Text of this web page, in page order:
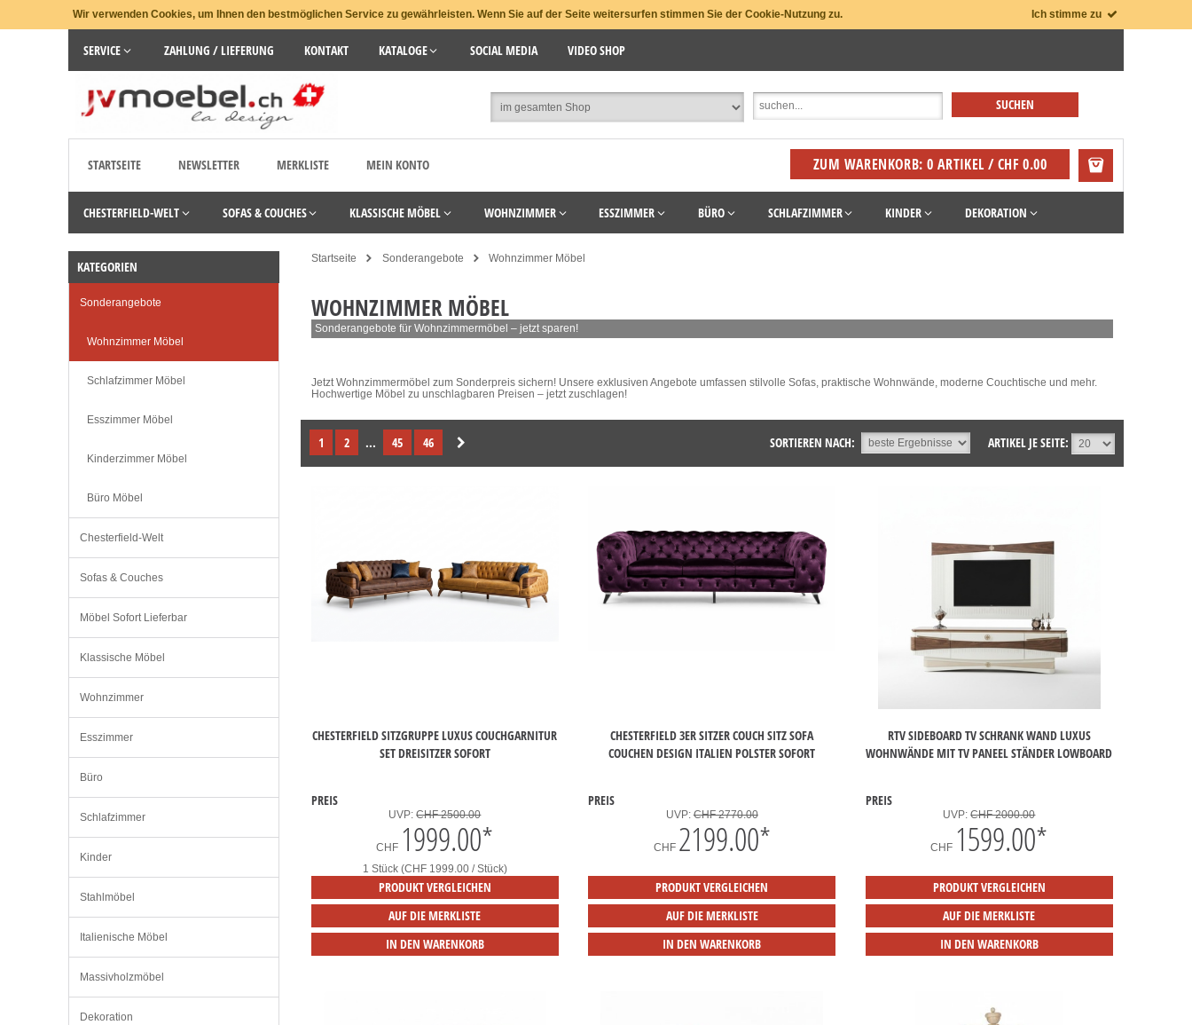
Wir verwenden Cookies, um Ihnen den bestmöglichen Service zu gewährleisten. Wenn Sie auf der Seite weitersurfen stimmen Sie der Cookie-Nutzung zu. Ich stimme zu
SERVICE ZAHLUNG / LIEFERUNG KONTAKT KATALOGE SOCIAL MEDIA VIDEO SHOP
STARTSEITE NEWSLETTER MERKLISTE MEIN KONTO ZUM WARENKORB: 0 ARTIKEL / CHF 0.00
CHESTERFIELD-WELT SOFAS & COUCHES KLASSISCHE MÖBEL WOHNZIMMER ESSZIMMER BÜRO SCHLAFZIMMER KINDER DEKORATION
Startseite Sonderangebote Wohnzimmer Möbel
WOHNZIMMER MÖBEL
Sonderangebote für Wohnzimmermöbel – jetzt sparen!
Jetzt Wohnzimmermöbel zum Sonderpreis sichern! Unsere exklusiven Angebote umfassen stilvolle Sofas, praktische Wohnwände, moderne Couchtische und mehr.
Hochwertige Möbel zu unschlagbaren Preisen – jetzt zuschlagen!
1 2 ... 45 46 ARTIKEL JE SEITE:
SORTIEREN NACH:
CHESTERFIELD SITZGRUPPE LUXUS COUCHGARNITUR
SET DREISITZER SOFORT
PREIS
UVP:CHF 2500.00
CHF 1999.00*
1 Stück (CHF 1999.00 / Stück)
PRODUKT VERGLEICHEN
AUF DIE MERKLISTE
IN DEN WARENKORB
CHESTERFIELD 3ER SITZER COUCH SITZ SOFA
COUCHEN DESIGN ITALIEN POLSTER SOFORT
PREIS
UVP:CHF 2770.00
CHF 2199.00*
PRODUKT VERGLEICHEN
AUF DIE MERKLISTE
IN DEN WARENKORB
RTV SIDEBOARD TV SCHRANK WAND LUXUS
WOHNWÄNDE MIT TV PANEEL STÄNDER LOWBOARD
PREIS
UVP:CHF 2000.00
CHF 1599.00*
PRODUKT VERGLEICHEN
AUF DIE MERKLISTE
IN DEN WARENKORB
KATEGORIEN
Sonderangebote
Wohnzimmer Möbel
Schlafzimmer Möbel
Esszimmer Möbel
Kinderzimmer Möbel
Büro Möbel
Chesterfield-Welt
Sofas & Couches
Möbel Sofort Lieferbar
Klassische Möbel
Wohnzimmer
Esszimmer
Büro
Schlafzimmer
Kinder
Stahlmöbel
Italienische Möbel
Massivholzmöbel
Dekoration